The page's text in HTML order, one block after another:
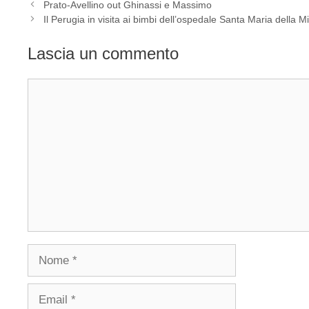
Prato-Avellino out Ghinassi e Massimo
Il Perugia in visita ai bimbi dell’ospedale Santa Maria della
Lascia un commento
Nome
Email